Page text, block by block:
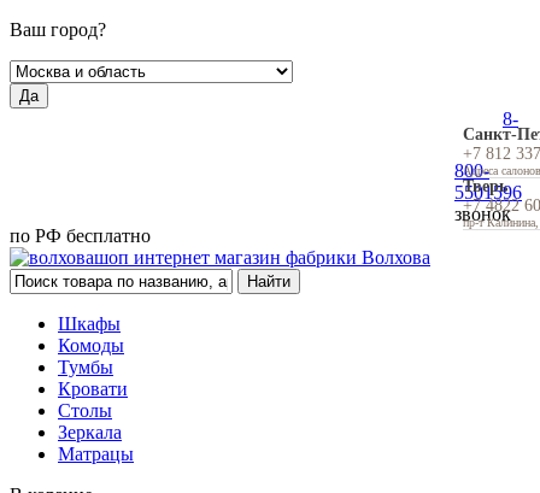
Ваш город?
Да
Санкт-
+7 812
Адреса
Тверь
+7 4822
пр-т
8-
800-
5501596
звонок
по РФ бесплатно
Шкафы
Комоды
Тумбы
Кровати
Столы
Зеркала
Матрацы